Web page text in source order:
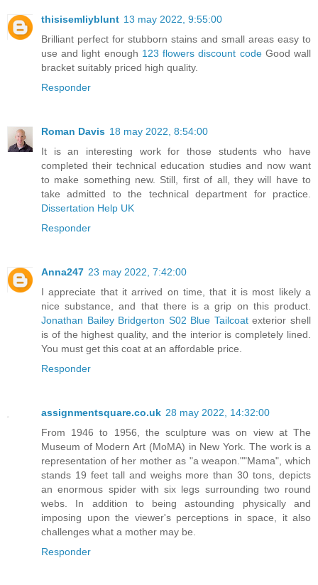
thisisemliyblunt 13 may 2022, 9:55:00
Brilliant perfect for stubborn stains and small areas easy to
use and light enough 123 flowers discount codeGood wall
bracket suitably priced high quality.
Responder
Roman Davis 18 may 2022, 8:54:00
It is an interesting work for those students who have
completed their technical education studies and now want
to make something new. Still, first of all, they will have to
take admitted to the technical department for practice.
Dissertation Help UK
Responder
Anna247 23 may 2022, 7:42:00
I appreciate that it arrived on time, that it is most likely a
nice substance, and that there is a grip on this product.
Jonathan Bailey Bridgerton S02 Blue Tailcoatexterior shell
is of the highest quality, and the interior is completely lined.
You must get this coat at an affordable price.
Responder
assignmentsquare.co.uk 28 may 2022, 14:32:00
From 1946 to 1956, the sculpture was on view at The
Museum of Modern Art (MoMA) in New York. The work is a
representation of her mother as "a weapon.""Mama", which
stands 19 feet tall and weighs more than 30 tons, depicts
an enormous spider with six legs surrounding two round
webs. In addition to being astounding physically and
imposing upon the viewer's perceptions in space, it also
challenges what a mother may be.
Responder